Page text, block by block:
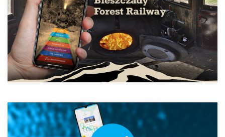
Мобільне Тихи